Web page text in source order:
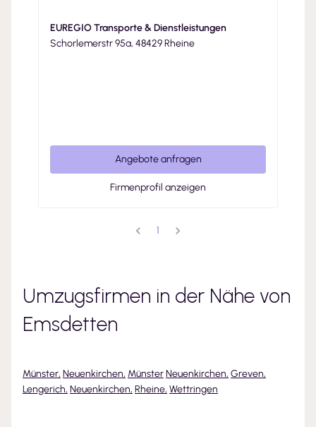
EUREGIO Transporte & Dienstleistungen
Schorlemerstr 95a, 48429 Rheine
Angebote anfragen
Firmenprofil anzeigen
1
Umzugsfirmen in der Nähe von
Emsdetten
Münster, Neuenkirchen, MünsterNeuenkirchen, Greven,
Lengerich, Neuenkirchen, Rheine, Wettringen